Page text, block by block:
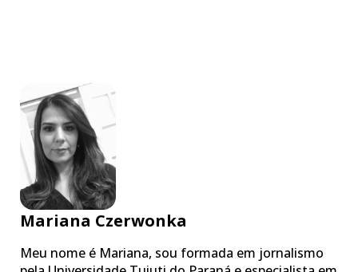
Mariana Czerwonka
Meu nome é Mariana, sou formada em jornalismo